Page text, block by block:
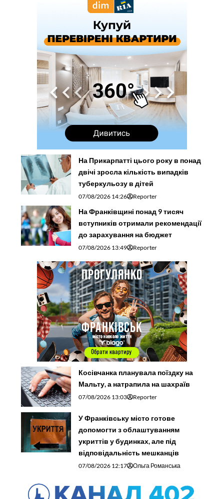
На Прикарпатті цього року в понад
двічі зросла кількість випадків
туберкульозу в дітей
07/08/2026 14:26 Reporter
На Франківщині понад 9 тисяч
вступників отримали рекомендації
до зарахування на бюджет
07/08/2026 13:49 Reporter
Косівчанка планувала поїздку на
Мальту, а натрапила на шахраїв
07/08/2026 13:03 Reporter
У Франківську місто готове
допомогти з облаштуванням
укриттів у будинках, але під
відповідальність мешканців
07/08/2026 12:17 Ольга Романська